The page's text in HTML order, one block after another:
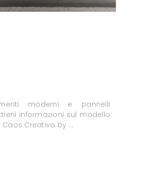
moderni e pannelli
informazioni sul modello
Creativo by ...